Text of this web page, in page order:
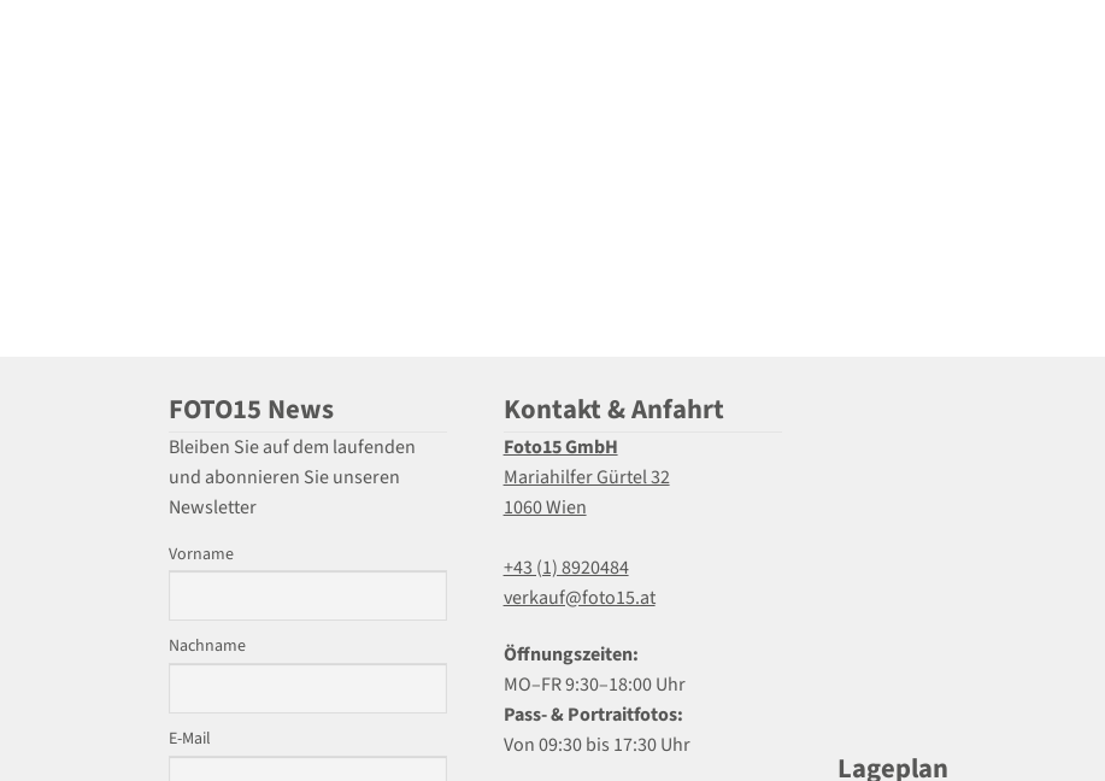
FOTO15 News
Bleiben Sie auf dem laufenden
und abonnieren Sie unseren
Newsletter
Vorname
Nachname
E-Mail
Kontakt & Anfahrt
Foto15 GmbH
Mariahilfer Gürtel 32
1060 Wien
+43 (1) 8920484
verkauf@foto15.at
Öffnungszeiten:
MO–FR 9:30–18:00 Uhr
Pass- & Portraitfotos:
Von 09:30 bis 17:30 Uhr
Lageplan